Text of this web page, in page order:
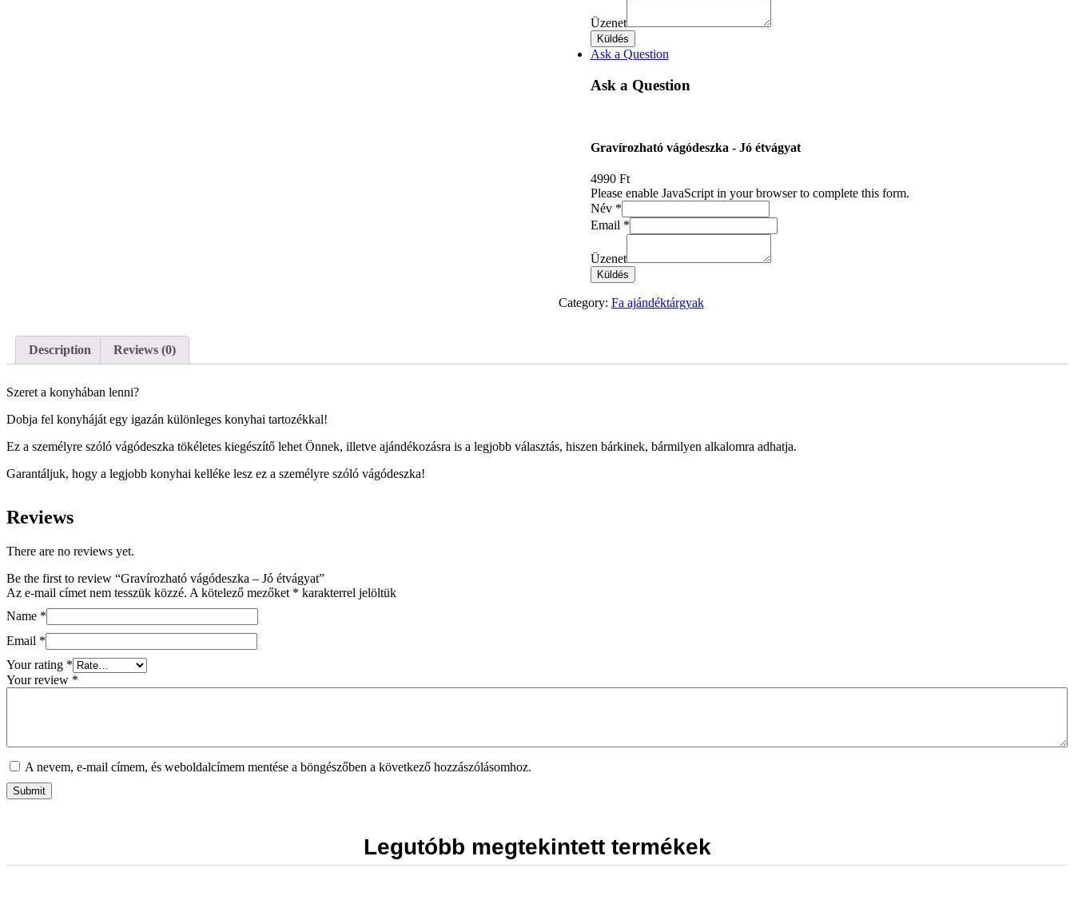
Üzenet
Küldés
Ask a Question
Ask a Question
Gravírozható vágódeszka - Jó étvágyat
4990 Ft
Please enable JavaScript in your browser to complete this form.
Név *
Email *
Üzenet
Küldés
Category: Fa ajándéktárgyak
Description Reviews (0)
Szeret a konyhában lenni?
Dobja fel konyháját egy igazán különleges konyhai tartozékkal!
Ez a személyre szóló vágódeszka tökéletes kiegészítő lehet Önnek, illetve ajándékozásra is a legjobb választás, hiszen bárkinek, bármilyen alkalomra adhatja.
Garantáljuk, hogy a legjobb konyhai kelléke lesz ez a személyre szóló vágódeszka!
Reviews
There are no reviews yet.
Be the first to review “Gravírozható vágódeszka – Jó étvágyat”
Az e-mail címet nem tesszük közzé. A kötelező mezőket * karakterrel jelöltük
Name *
Email *
Your rating *
Your review *
A nevem, e-mail címem, és weboldalcímem mentése a böngészőben a következő hozzászólásomhoz.
Legutóbb megtekintett termékek